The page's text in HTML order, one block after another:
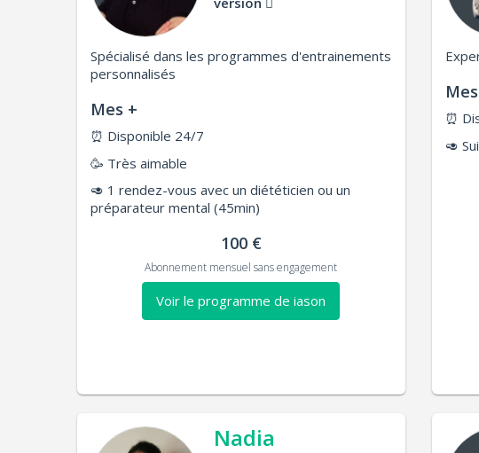
Spécialisé dans les programmes d'entrainements
personnalisés
Mes +
⏰ Disponible 24/7
🥳 Très aimable
🥑 1 rendez-vous avec un diététicien ou un
préparateur mental (45min)
100 €
Abonnement mensuel sans engagement
Voir le programme de iason
⏰
🥑
Nadia